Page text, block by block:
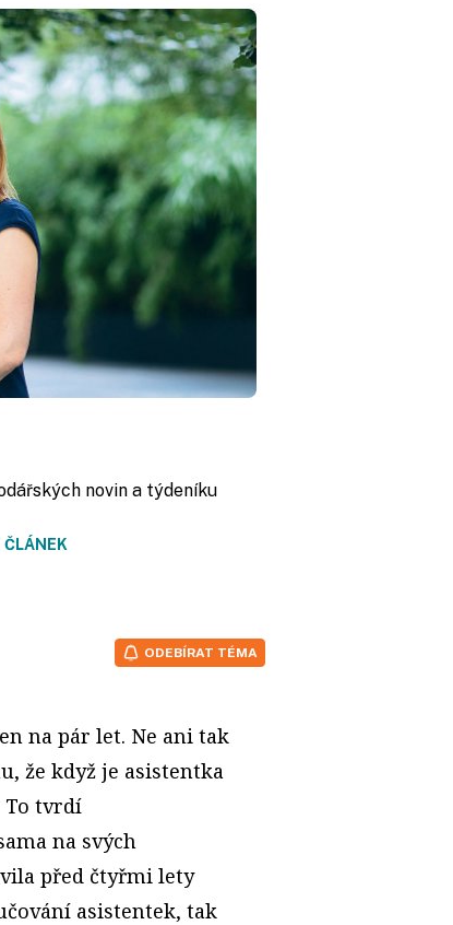
novin a týdeníku
ČLÁNEK
ODEBÍRAT TÉMA
na pár let. Ne ani tak
že když je asistentka
To tvrdí
na svých
před čtyřmi lety
asistentek, tak